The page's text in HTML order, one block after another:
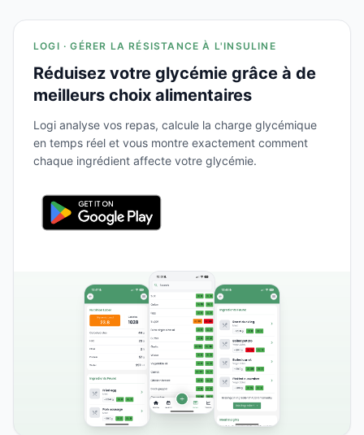
LOGI · GÉRER LA RÉSISTANCE À L'INSULINE
Réduisez votre glycémie grâce à de
meilleurs choix alimentaires
Logi analyse vos repas, calcule la charge glycémique
en temps réel et vous montre exactement comment
chaque ingrédient affecte votre glycémie.